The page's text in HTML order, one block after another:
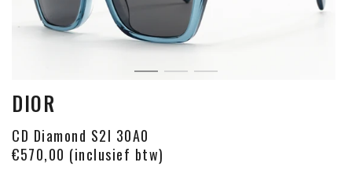
ACCOUNT
DIOR
CD Diamond S2I 30A0
€570,00 (inclusief btw)